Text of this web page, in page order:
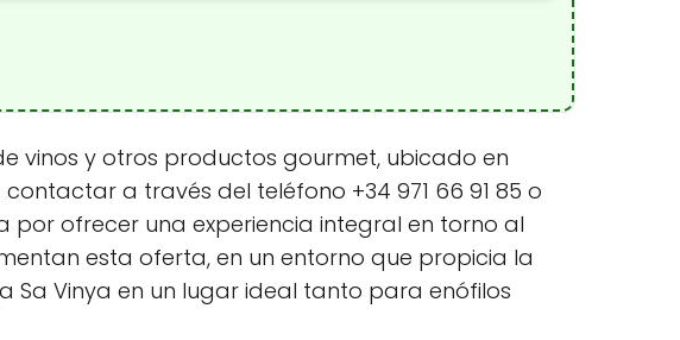
vinos y otros productos gourmet, ubicado en
contactar a través del teléfono +34 971 66 91 85 o
ofrecer una experiencia integral en torno al
esta oferta, en un entorno que propicia la
Sa Vinya en un lugar ideal tanto para enófilos